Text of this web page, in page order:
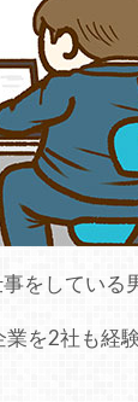
をしている
を2社も経